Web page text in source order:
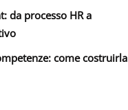
da processo HR a
come costruirla